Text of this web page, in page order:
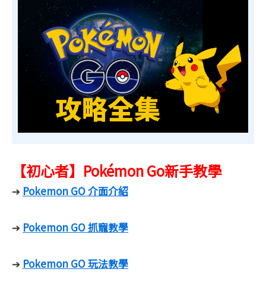
【初心者】Pokémon Go新手教學
➔ Pokemon GO 介面介紹
➔ Pokemon GO 抓寵教學
➔ Pokemon GO 玩法教學